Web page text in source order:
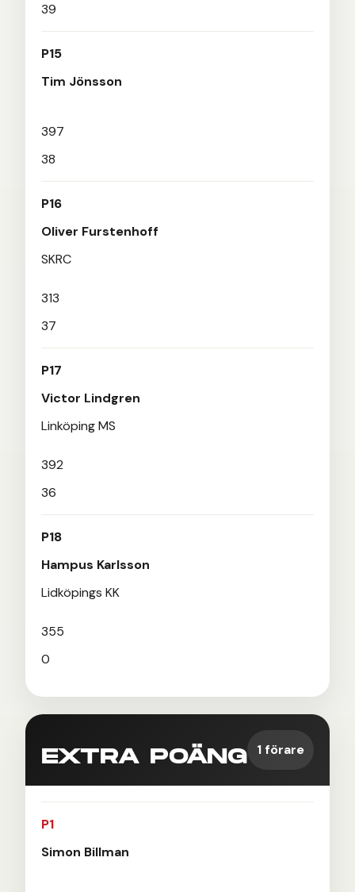
39
P15
Tim Jönsson
397
38
P16
Oliver Furstenhoff
SKRC
313
37
P17
Victor Lindgren
Linköping MS
392
36
P18
Hampus Karlsson
Lidköpings KK
355
0
EXTRA POÄNG 1 förare
P1
Simon Billman